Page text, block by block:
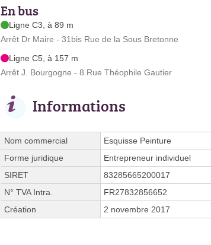
En bus
Ligne C3, à 89 m
Arrêt Dr Maire - 31bis Rue de la Sous Bretonne
Ligne C5, à 157 m
Arrêt J. Bourgogne - 8 Rue Théophile Gautier
Informations
Nom commercial
Esquisse Peinture
Forme juridique
Entrepreneur individuel
SIRET
83285665200017
N° TVA Intra.
FR27832856652
Création
2 novembre 2017